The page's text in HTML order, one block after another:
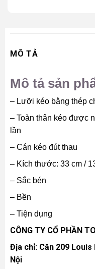
MÔ TẢ
Mô tả sản
– Lưỡi kéo bằng thép
– Toàn thân kéo được
lần
– Cán kéo đút thau
– Kích thước: 33 cm /
– Sắc bén
– Bền
– Tiện dụng
CÔNG TY CỔ PHẦN
Địa chỉ: Căn 209
Nội